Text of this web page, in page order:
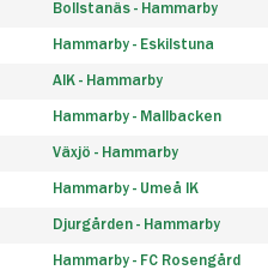
Bollstanäs - Hammarby
Hammarby - Eskilstuna
AIK - Hammarby
Hammarby - Mallbacken
Växjö - Hammarby
Hammarby - Umeå IK
Djurgården - Hammarby
Hammarby - FC Rosengård